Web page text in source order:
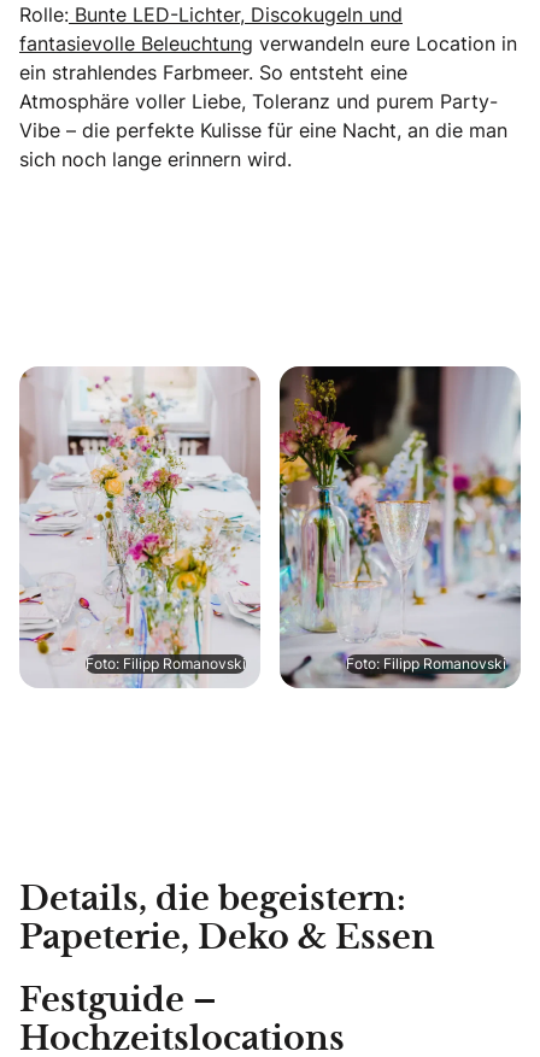
Rolle: Bunte LED-Lichter, Discokugeln und
fantasievolle Beleuchtung verwandeln eure Location in
ein strahlendes Farbmeer. So entsteht eine
Atmosphäre voller Liebe, Toleranz und purem Party-
Vibe – die perfekte Kulisse für eine Nacht, an die man
sich noch lange erinnern wird.
Foto: Filipp Romanovski Foto: Filipp Romanovski
Details, die begeistern:
Papeterie, Deko & Essen
Festguide –
Hochzeitslocations